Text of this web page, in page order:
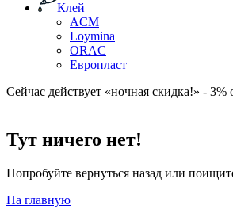
Клей
ACM
Loymina
ORAC
Европласт
Сейчас действует «ночная скидка!» - 3%
Тут ничего нет!
Попробуйте вернуться назад или
На главную